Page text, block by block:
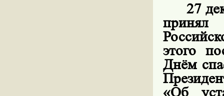
27
принял
этого
Днём
«Об